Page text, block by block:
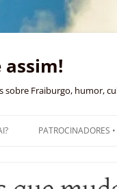
assim!
sobre Fraiburgo, humor,
PATROCINADORES